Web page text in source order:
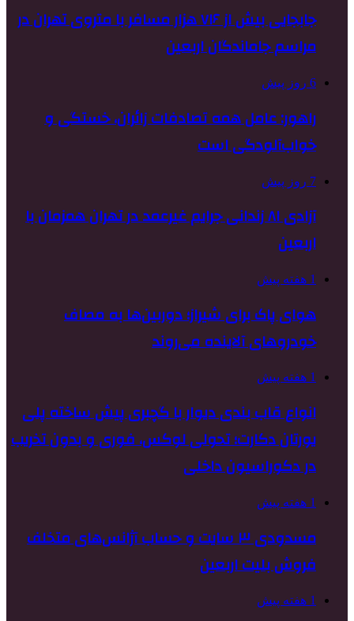
جابجایی بیش از ۷۱۶ هزار مسافر با متروی تهران در
مراسم جاماندگان اربعین
6 روز پیش
راهور: عامل همه تصادفات زائران، خستگی و
خواب‌آلودگی است
7 روز پیش
آزادی ۸۱ زندانی جرایم غیرعمد در تهران همزمان با
اربعین
1 هفته پیش
هوای پاک برای شیراز؛ دوربین‌ها به مصاف
خودروهای آلاینده می‌روند
1 هفته پیش
انواع قاب بندی دیوار با گچبری پیش ساخته پلی
یورتان دکارت؛ تحولی لوکس، فوری و بدون تخریب
در دکوراسیون داخلی
1 هفته پیش
مسدودی ۳ سایت و حساب آژانس‌های متخلف
فروش بلیت اربعین
1 هفته پیش